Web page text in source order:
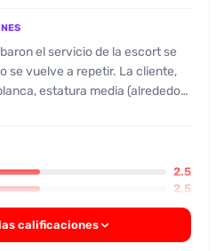
el servicio de la escort se
se vuelve a repetir. La cliente,
estatura media (alrededor
que sí llama la atención por su
real resulta un poco más
una cara que parece más
real. En cuanto al trato, la
la escort sigue las
detalles personales y no se deja
la boca; simplemente se entrega
2.5
2.5
calificaciones